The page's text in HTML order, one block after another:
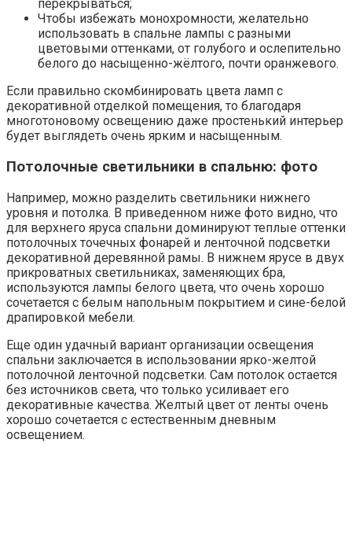
перекрываться;
Чтобы избежать монохромности, желательно
использовать в спальне лампы с разными
цветовыми оттенками, от голубого и ослепительно
белого до насыщенно-жёлтого, почти оранжевого.
Если правильно скомбинировать цвета ламп с
декоративной отделкой помещения, то благодаря
многотоновому освещению даже простенький интерьер
будет выглядеть очень ярким и насыщенным.
Потолочные светильники в спальню: фото
Например, можно разделить светильники нижнего
уровня и потолка. В приведенном ниже фото видно, что
для верхнего яруса спальни доминируют теплые оттенки
потолочных точечных фонарей и ленточной подсветки
декоративной деревянной рамы. В нижнем ярусе в двух
прикроватных светильниках, заменяющих бра,
используются лампы белого цвета, что очень хорошо
сочетается с белым напольным покрытием и сине-белой
драпировкой мебели.
Еще один удачный вариант организации освещения
спальни заключается в использовании ярко-желтой
потолочной ленточной подсветки. Сам потолок остается
без источников света, что только усиливает его
декоративные качества. Желтый цвет от ленты очень
хорошо сочетается с естественным дневным
освещением.